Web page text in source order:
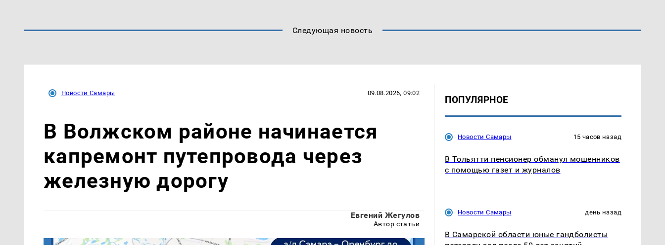
Следующая новость
Новости Самары 09.08.2026, 09:02
В Волжском районе начинается
капремонт путепровода через
железную дорогу
Евгений Жегулов
Автор статьи
ПОПУЛЯРНОЕ
Новости Самары 15 часов назад
В Тольятти пенсионер обманул мошенников
с помощью газет и журналов
Новости Самары день назад
В Самарской области юные гандболисты